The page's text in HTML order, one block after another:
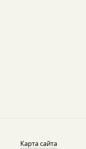
Карта сайта